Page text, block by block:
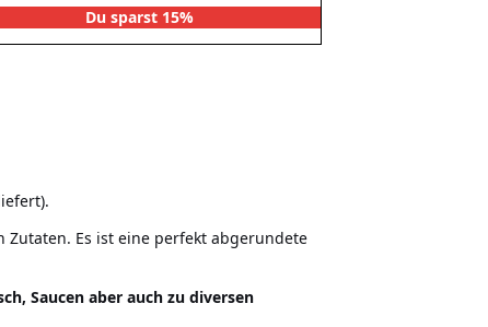
Du sparst 15%
Zutaten. Es ist eine perfekt abgerundete
Saucen aber auch zu diversen